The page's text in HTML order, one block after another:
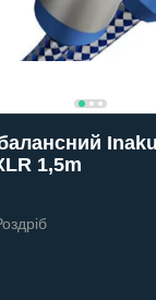
1,5m